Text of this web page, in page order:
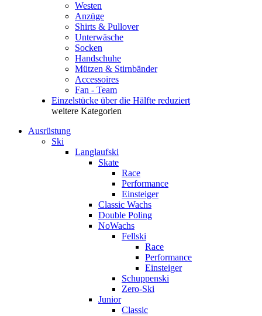
Westen
Anzüge
Shirts & Pullover
Unterwäsche
Socken
Handschuhe
Mützen & Stirnbänder
Accessoires
Fan - Team
Einzelstücke über die Hälfte reduziert
weitere Kategorien
Ausrüstung
Ski
Langlaufski
Skate
Race
Performance
Einsteiger
Classic Wachs
Double Poling
NoWachs
Fellski
Race
Performance
Einsteiger
Schuppenski
Zero-Ski
Junior
Classic